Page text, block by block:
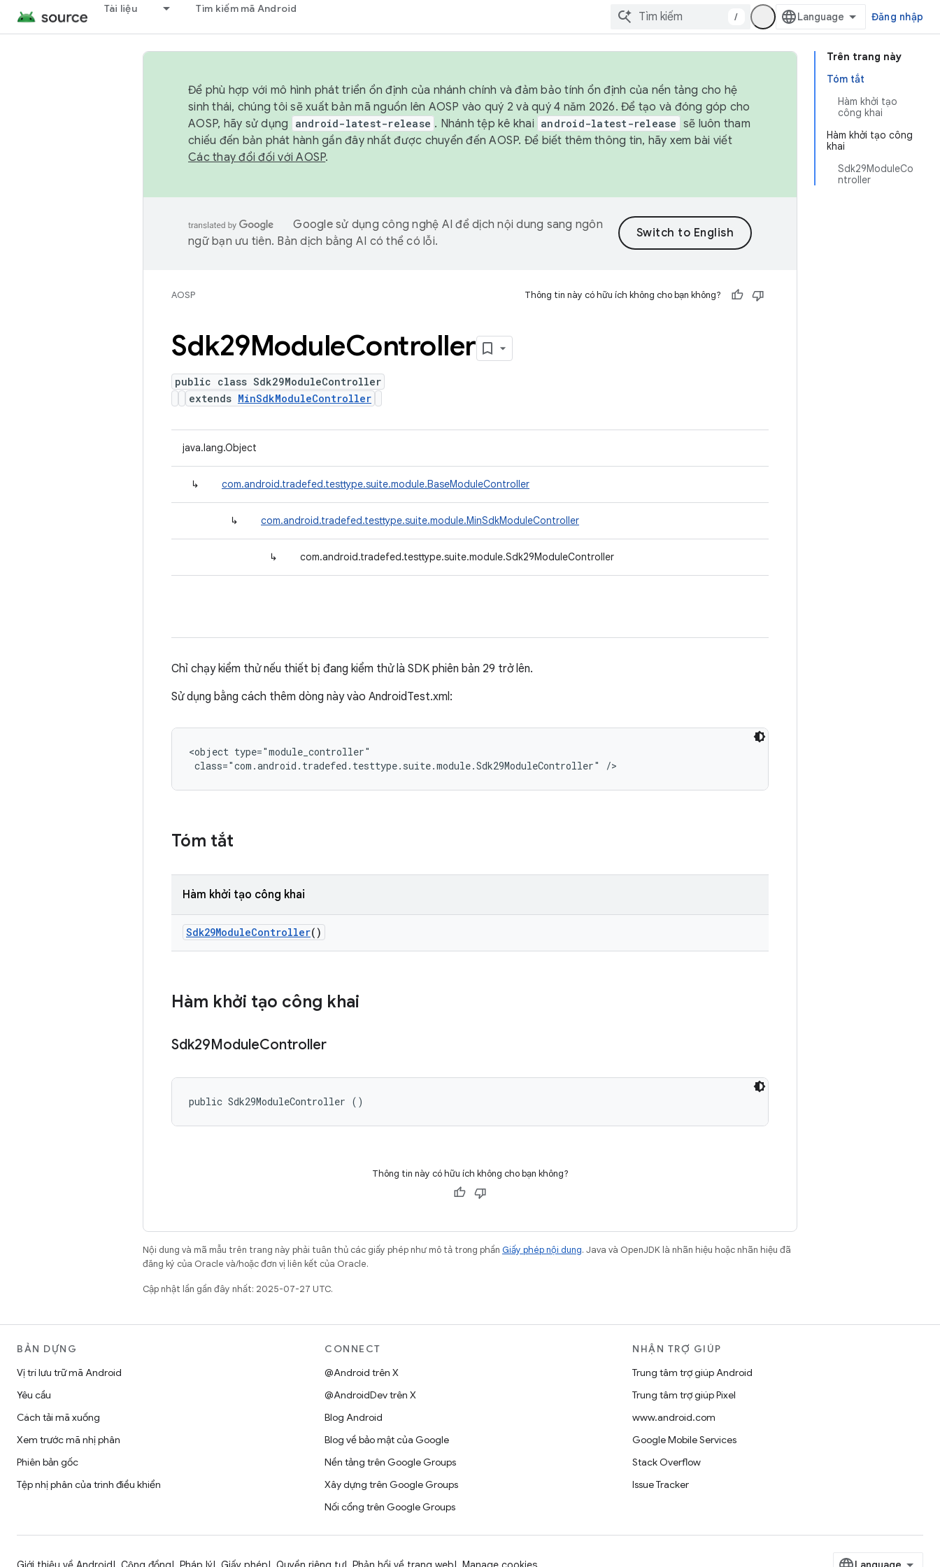
Tài liệu Tìm kiếm mã Android
/ Đăng nhập
Trên trang này
Tóm tắt
Hàm khởi tạo
công khai
Hàm khởi tạo công
khai
Sdk29ModuleCo
ntroller
Để phù hợp với mô hình phát triển ổn định của nhánh chính và đảm bảo tính ổn định của nền tảng cho hệ
sinh thái, chúng tôi sẽ xuất bản mã nguồn lên AOSP vào quý 2 và quý 4 năm 2026. Để tạo và đóng góp cho
AOSP, hãy sử dụng
android-latest-release . Nhánh tệp kê khai android-latest-release sẽ luôn tham
chiếu đến bản phát hành gần đây nhất được chuyển đến AOSP. Để biết thêm thông tin, hãy xem bài viết
Các thay đổi đối với AOSP.
Google sử dụng công nghệ AI để dịch nội dung sang ngôn
ngữ bạn ưu tiên. Bản dịch bằng AI có thể có lỗi.
AOSP Thông tin này có hữu ích không cho bạn không?
Sdk29ModuleController
public class Sdk29ModuleController
extends MinSdkModuleController
java.lang.Object
↳ com.android.tradefed.testtype.suite.module.BaseModuleController
↳ com.android.tradefed.testtype.suite.module.MinSdkModuleController
↳ com.android.tradefed.testtype.suite.module.Sdk29ModuleController
Chỉ chạy kiểm thử nếu thiết bị đang kiểm thử là SDK phiên bản 29 trở lên.
Sử dụng bằng cách thêm dòng này vào AndroidTest.xml:
<object type="module_controller"
class="com.android.tradefed.testtype.suite.module.Sdk29ModuleController" />
Tóm tắt
Hàm khởi tạo công khai
Sdk29ModuleController()
Hàm khởi tạo công khai
Sdk29ModuleController
public Sdk29ModuleController ()
Thông tin này có hữu ích không cho bạn không?
Nội dung và mã mẫu trên trang này phải tuân thủ các giấy phép như mô tả trong phần Giấy phép nội dung. Java và OpenJDK là nhãn hiệu hoặc nhãn hiệu đã
đăng ký của Oracle và/hoặc đơn vị liên kết của Oracle.
Cập nhật lần gần đây nhất: 2025-07-27 UTC.
BẢN DỰNG
Vị trí lưu trữ mã Android
Yêu cầu
Cách tải mã xuống
Xem trước mã nhị phân
Phiên bản gốc
Tệp nhị phân của trình điều khiển
CONNECT
@Android trên X
@AndroidDev trên X
Blog Android
Blog về bảo mật của Google
Nền tảng trên Google Groups
Xây dựng trên Google Groups
Nối cổng trên Google Groups
NHẬN TRỢ GIÚP
Trung tâm trợ giúp Android
Trung tâm trợ giúp Pixel
www.android.com
Google Mobile Services
Stack Overflow
Issue Tracker